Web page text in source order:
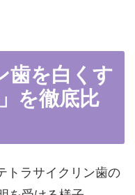
歯を白くす
を徹底比